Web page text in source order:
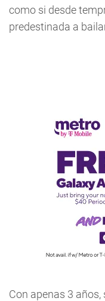
como si desde
predestinada a
Con apenas 3 años,